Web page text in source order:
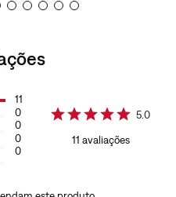
11
0
0
0
0
5.0
11 avaliações